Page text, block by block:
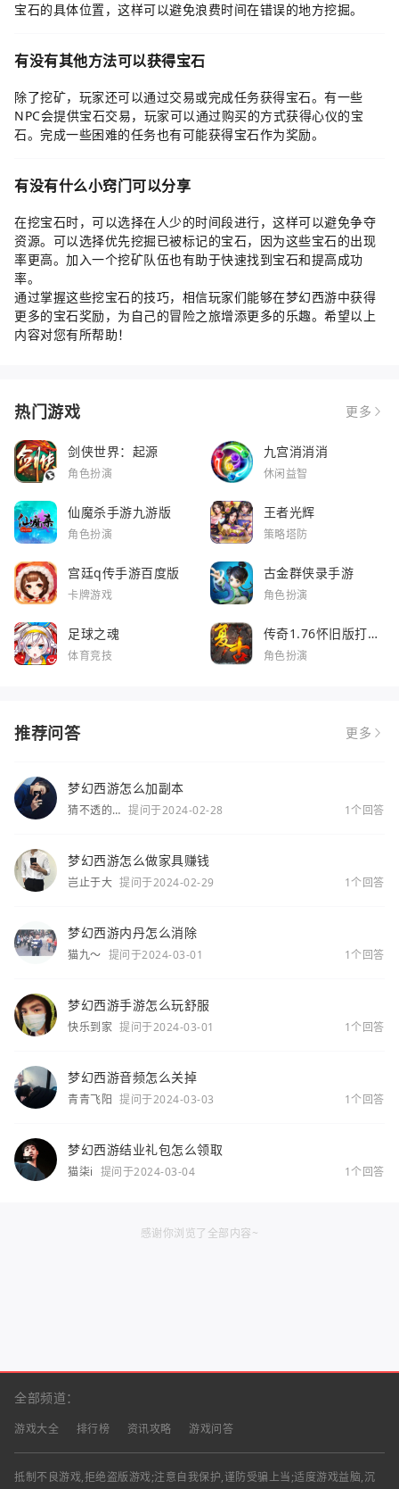
宝石的具体位置，这样可以避免浪费时间在错误的地方挖掘。
有没有其他方法可以获得宝石
除了挖矿，玩家还可以通过交易或完成任务获得宝石。有一些
NPC会提供宝石交易，玩家可以通过购买的方式获得心仪的宝
石。完成一些困难的任务也有可能获得宝石作为奖励。
有没有什么小窍门可以分享
在挖宝石时，可以选择在人少的时间段进行，这样可以避免争夺
资源。可以选择优先挖掘已被标记的宝石，因为这些宝石的出现
率更高。加入一个挖矿队伍也有助于快速找到宝石和提高成功
率。
通过掌握这些挖宝石的技巧，相信玩家们能够在梦幻西游中获得
更多的宝石奖励，为自己的冒险之旅增添更多的乐趣。希望以上
内容对您有所帮助！
热门游戏 更多
剑侠世界：起源
角色扮演
九宫消消消
休闲益智
仙魔杀手游九游版
角色扮演
王者光辉
策略塔防
宫廷q传手游百度版
卡牌游戏
古金群侠录手游
角色扮演
足球之魂
体育竞技
传奇1.76怀旧版打金
服
角色扮演
推荐问答 更多
梦幻西游怎么加副本
猜不透的
提问于2024-02-28 1个回答
梦幻西游怎么做家具赚钱
岂止于大 提问于2024-02-29 1个回答
梦幻西游内丹怎么消除
猫九～ 提问于2024-03-01 1个回答
梦幻西游手游怎么玩舒服
快乐到家 提问于2024-03-01 1个回答
梦幻西游音频怎么关掉
青青飞阳 提问于2024-03-03 1个回答
梦幻西游结业礼包怎么领取
猫柒i 提问于2024-03-04 1个回答
感谢你浏览了全部内容~
全部频道：
游戏大全 排行榜 资讯攻略 游戏问答
抵制不良游戏,拒绝盗版游戏;注意自我保护,谨防受骗上当;适度游戏益脑,沉